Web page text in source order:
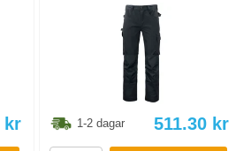
kr 1-2 dagar 511.30 kr